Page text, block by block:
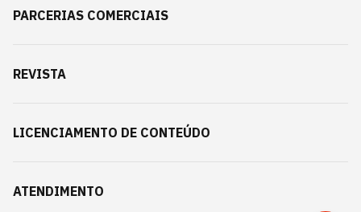
PARCERIAS COMERCIAIS
REVISTA
LICENCIAMENTO DE CONTEÚDO
ATENDIMENTO